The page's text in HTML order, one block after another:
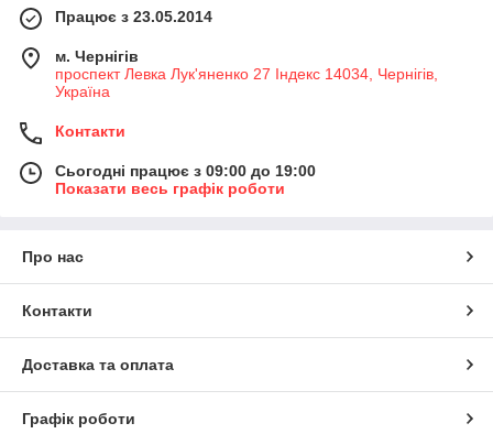
Працює з 23.05.2014
м. Чернігів
проспект Левка Лук'яненко 27 Індекс 14034, Чернігів,
Україна
Контакти
Сьогодні працює з 09:00 до 19:00
Показати весь графік роботи
Про нас
Контакти
Доставка та оплата
Графік роботи